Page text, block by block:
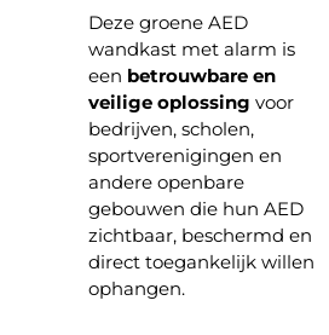
Deze groene AED
wandkast met alarm is
een betrouwbare en
veilige oplossing voor
bedrijven, scholen,
sportverenigingen en
andere openbare
gebouwen die hun AED
zichtbaar, beschermd en
direct toegankelijk willen
ophangen.